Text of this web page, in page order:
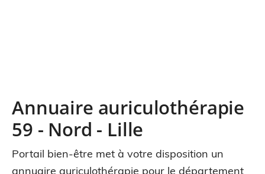
Annuaire auriculothérapie
59 - Nord - Lille
Portail bien-être met à votre disposition un
annuaire auriculothérapie pour le département